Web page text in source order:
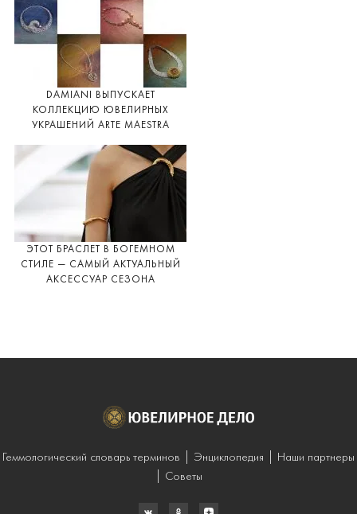
DAMIANI ВЫПУСКАЕТ
КОЛЛЕКЦИЮ ЮВЕЛИРНЫХ
УКРАШЕНИЙ ARTE MAESTRA
ЭТОТ БРАСЛЕТ В БОГЕМНОМ
СТИЛЕ — САМЫЙ АКТУАЛЬНЫЙ
АКСЕССУАР СЕЗОНА
Геммологический словарь терминов Энциклопедия
Наши партнеры
Советы